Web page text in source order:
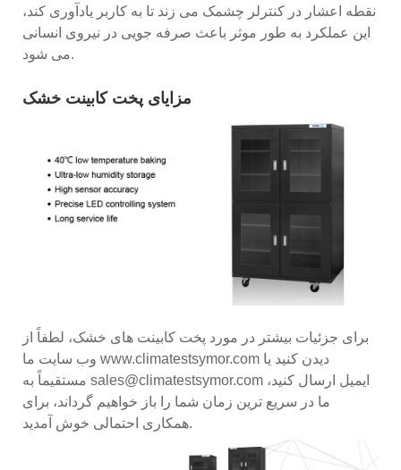
نقطه اعشار در کنترلر چشمک می زند تا به کاربر یادآوری کند،
این عملکرد به طور موثر باعث صرفه جویی در نیروی انسانی
می شود.
مزایای پخت کابینت خشک
برای جزئیات بیشتر در مورد پخت کابینت های خشک، لطفاً از
وب سایت ما www.climatestsymor.com دیدن کنید یا
مستقیماً به sales@climatestsymor.com ایمیل ارسال کنید،
ما در سریع ترین زمان شما را باز خواهیم گرداند، برای
همکاری احتمالی خوش آمدید.